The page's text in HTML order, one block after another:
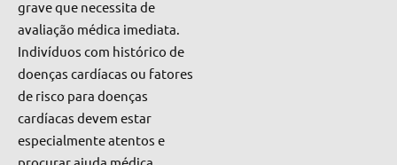
grave que necessita de
avaliação médica imediata.
Indivíduos com histórico de
doenças cardíacas ou fatores
de risco para doenças
cardíacas devem estar
especialmente atentos e
procurar ajuda médica